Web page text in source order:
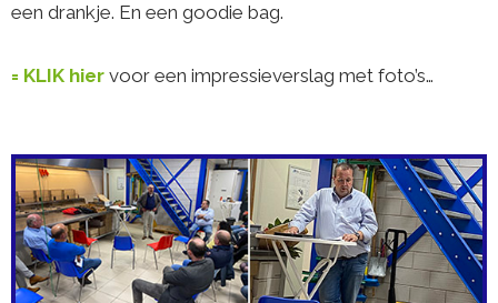
een drankje. En een goodie bag.
= KLIK hier voor een impressieverslag met foto’s…